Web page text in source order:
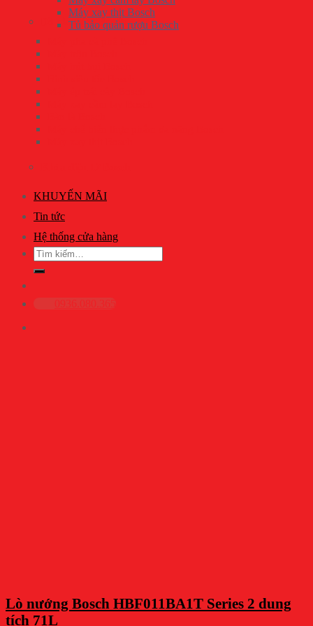
Đồ gia dụng Bosch
KHUYẾN MÃI
Tin tức
Hệ thống cửa hàng
Tìm
kiếm:
Máy xay thịt Bosch
Tủ bảo quản rượu Bosch
Lò nướng Bosch HBF011BA1T Series 2 dung
tích 71L